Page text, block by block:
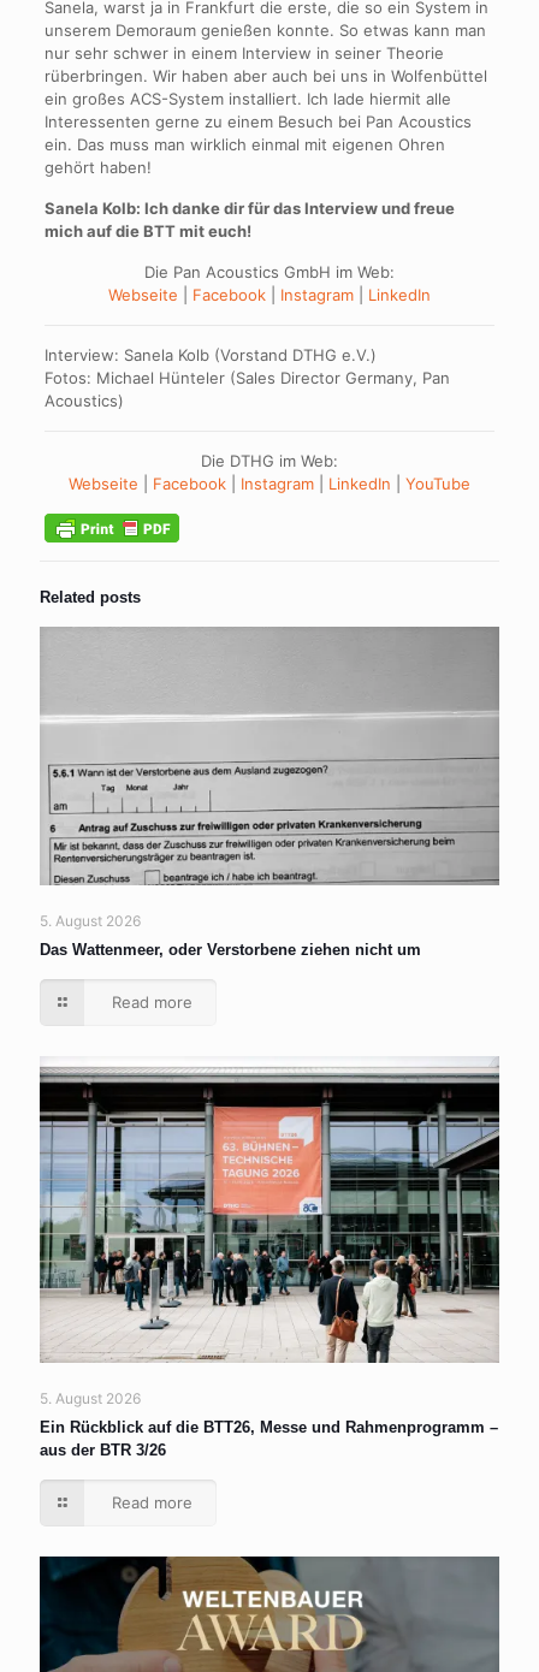
Sanela, warst ja in Frankfurt die erste, die so ein System in
unserem Demoraum genießen konnte. So etwas kann man
nur sehr schwer in einem Interview in seiner Theorie
rüberbringen. Wir haben aber auch bei uns in Wolfenbüttel
ein großes ACS-System installiert. Ich lade hiermit alle
Interessenten gerne zu einem Besuch bei Pan Acoustics
ein. Das muss man wirklich einmal mit eigenen Ohren
gehört haben!
Sanela Kolb: Ich danke dir für das Interview und freue
mich auf die BTT mit euch!
Die Pan Acoustics GmbH im Web:
Webseite
Facebook| Instagram| LinkedIn
Interview: Sanela Kolb (Vorstand DTHG e.V.)
Fotos: Michael Hünteler (Sales Director Germany, Pan
Acoustics)
Die DTHG im Web:
Webseite
Facebook| Instagram| LinkedIn YouTube
Related posts
5. August 2026
Das Wattenmeer, oder Verstorbene ziehen nicht um
Read more
5. August 2026
Ein Rückblick auf die BTT26, Messe und Rahmenprogramm –
aus der BTR 3/26
Read more